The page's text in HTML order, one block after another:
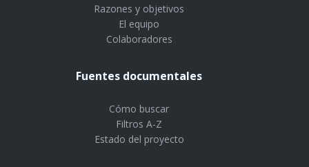
Razones y objetivos
El equipo
Colaboradores
Fuentes documentales
Cómo buscar
Filtros A-Z
Estado del proyecto